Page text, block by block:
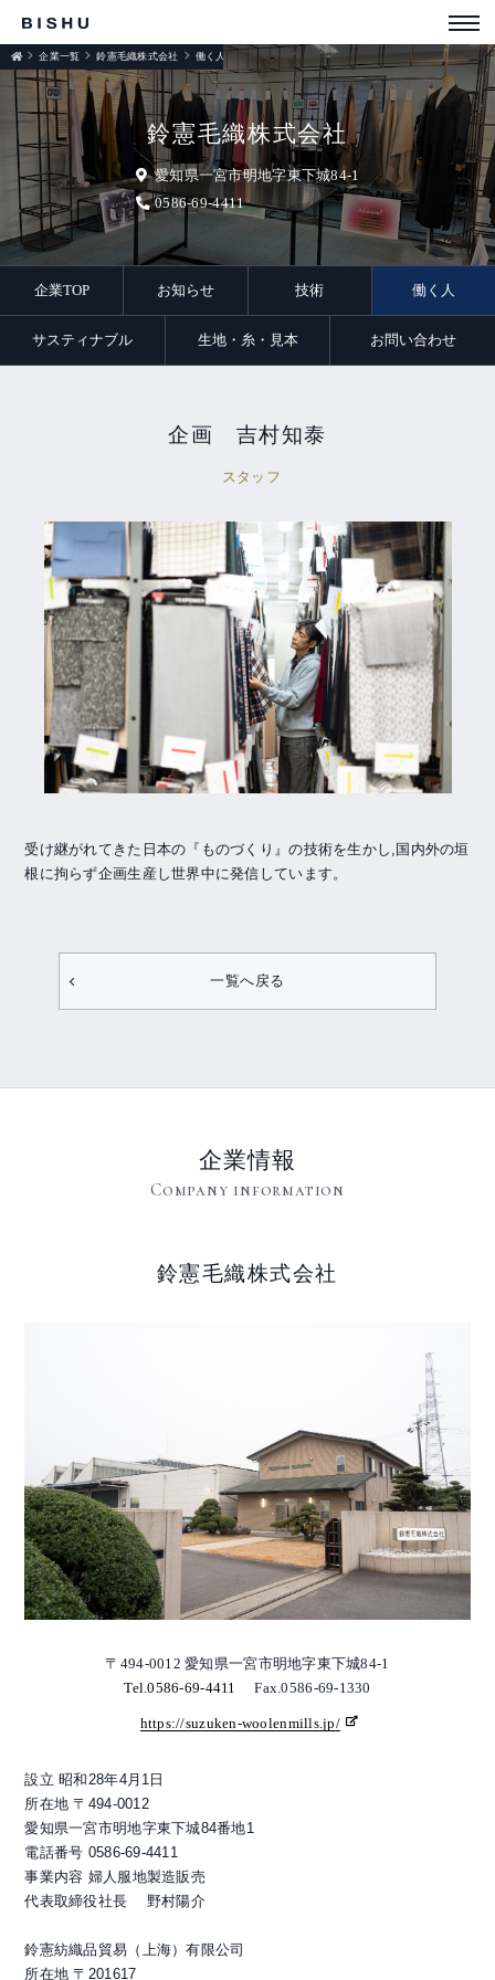
鈴憲毛織株式会社
愛知県一宮市明地字東下城84-1
0586-69-4411
企業一覧 鈴憲毛織株式会社 働く人
企業TOP お知らせ 技術 働く人
サスティナブル 生地・糸・見本 お問い合わせ
企画 吉村知泰
スタッフ
受け継がれてきた日本の『ものづくり』の技術を生かし,国内外の垣
根に拘らず企画生産し世界中に発信しています。
一覧へ戻る
企業情報
Company information
鈴憲毛織株式会社
〒494-0012 愛知県一宮市明地字東下城84-1
Tel.0586-69-4411
Fax.0586-69-1330
https://suzuken-woolenmills.jp/
設立 昭和28年4月1日
所在地 〒494-0012
愛知県一宮市明地字東下城84番地1
電話番号 0586-69-4411
事業内容 婦人服地製造販売
代表取締役社長 野村陽介
鈴憲紡織品貿易（上海）有限公司
所在地 〒201617